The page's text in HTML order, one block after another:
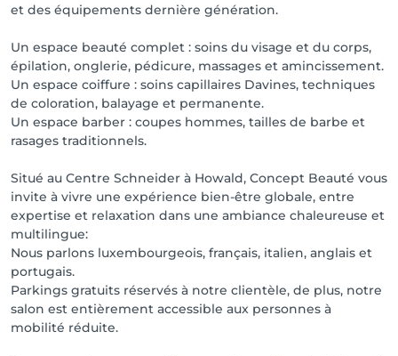
et des équipements dernière génération.
Un espace beauté complet : soins du visage et du corps,
épilation, onglerie, pédicure, massages et amincissement.
Un espace coiffure : soins capillaires Davines, techniques
de coloration, balayage et permanente.
Un espace barber : coupes hommes, tailles de barbe et
rasages traditionnels.
Situé au Centre Schneider à Howald, Concept Beauté vous
invite à vivre une expérience bien-être globale, entre
expertise et relaxation dans une ambiance chaleureuse et
multilingue:
Nous parlons luxembourgeois, français, italien, anglais et
portugais.
Parkings gratuits réservés à notre clientèle, de plus, notre
salon est entièrement accessible aux personnes à
mobilité réduite.